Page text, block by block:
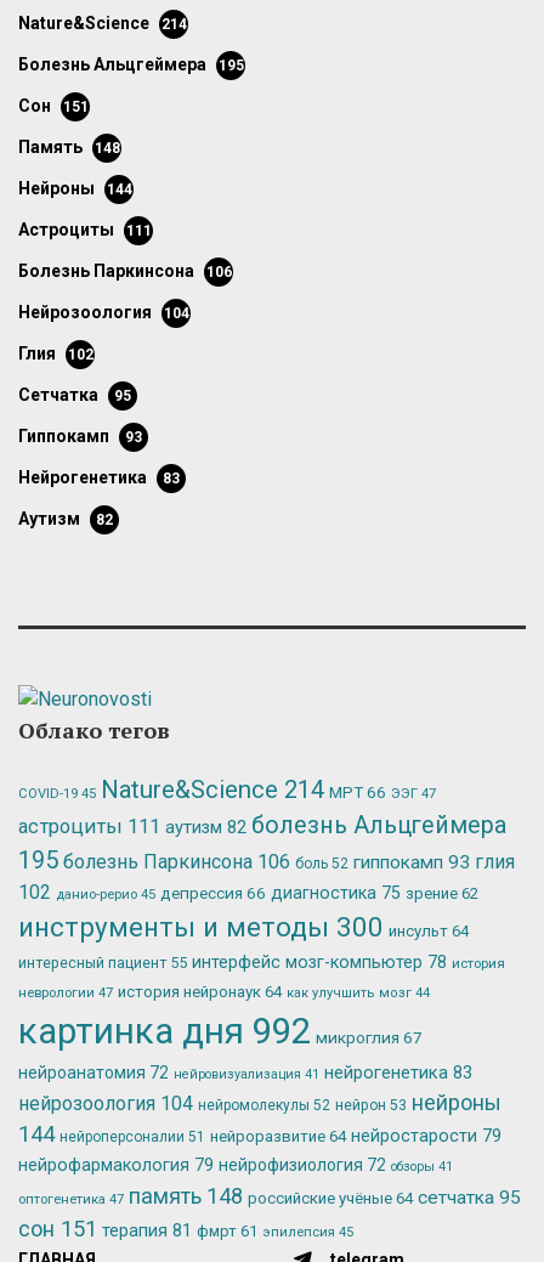
Nature&Science 214
болезнь Альцгеймера 195
сон 151
память 148
нейроны 144
астроциты 111
болезнь Паркинсона 106
нейрозоология 104
глия 102
сетчатка 95
гиппокамп 93
нейрогенетика 83
аутизм 82
Облако тегов
COVID-19 45 Nature&Science 214 МРТ66 ЭЭГ 47
астроциты 111 аутизм 82 болезнь Альцгеймера
195 болезнь Паркинсона 106 боль 52 гиппокамп 93 глия
102 данио-рерио 45 депрессия 66 диагностика 75 зрение 62
инструменты и методы 300 инсульт 64
интересный пациент 55 интерфейс мозг-компьютер 78 история
неврологии 47 история нейронаук 64 как улучшить мозг 44
картинка дня 992 микроглия 67
нейроанатомия 72 нейровизуализация 41 нейрогенетика 83
нейрозоология 104 нейромолекулы 52 нейрон 53 нейроны
144 нейроперсоналии 51 нейроразвитие 64 нейростарости 79
нейрофармакология 79 нейрофизиология 72 обзоры 41
оптогенетика 47 память 148 российские учёные 64 сетчатка 95
сон 151 терапия 81 фмрт 61 эпилепсия 45